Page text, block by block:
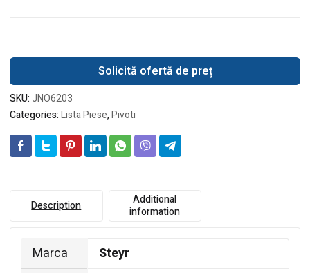
Solicită ofertă de preț
SKU:JNO6203
Categories:Lista Piese,Pivoti
Description
Additional
information
Marca
Steyr